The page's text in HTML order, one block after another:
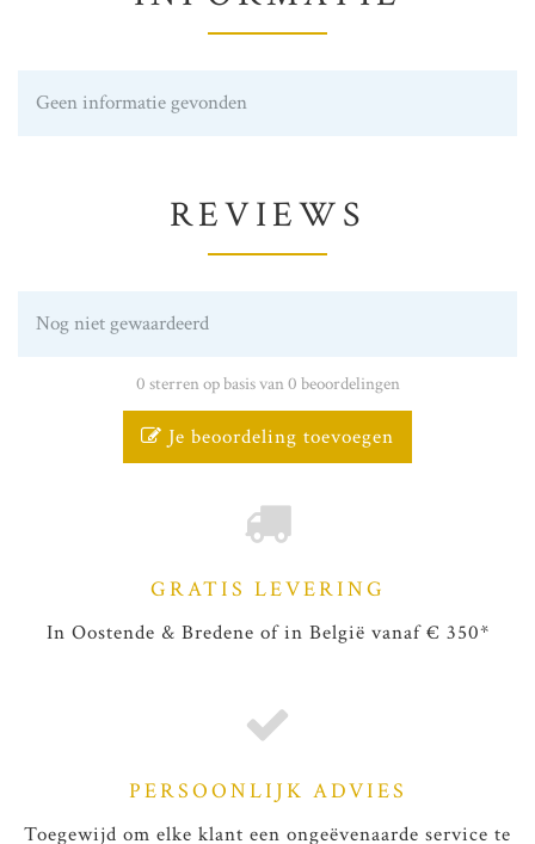
Geen informatie gevonden
REVIEWS
Nog niet gewaardeerd
0 sterren op basis van 0 beoordelingen
Je beoordeling toevoegen
GRATIS LEVERING
In Oostende & Bredene of in België vanaf € 350*
PERSOONLIJK ADVIES
Toegewijd om elke klant een ongeëvenaarde service te